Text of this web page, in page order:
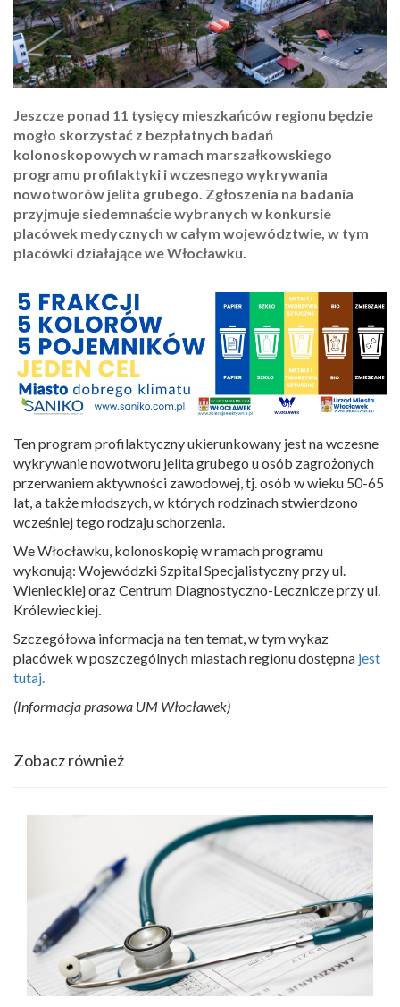
Jeszcze ponad 11 tysięcy mieszkańców regionu będzie
mogło skorzystać z bezpłatnych badań
kolonoskopowych w ramach marszałkowskiego
programu profilaktyki i wczesnego wykrywania
nowotworów jelita grubego. Zgłoszenia na badania
przyjmuje siedemnaście wybranych w konkursie
placówek medycznych w całym województwie, w tym
placówki działające we Włocławku.
Ten program profilaktyczny ukierunkowany jest na wczesne
wykrywanie nowotworu jelita grubego u osób zagrożonych
przerwaniem aktywności zawodowej, tj. osób w wieku 50-65
lat, a także młodszych, w których rodzinach stwierdzono
wcześniej tego rodzaju schorzenia.
We Włocławku, kolonoskopię w ramach programu
wykonują: Wojewódzki Szpital Specjalistyczny przy ul.
Wienieckiej oraz Centrum Diagnostyczno-Lecznicze przy ul.
Królewieckiej.
Szczegółowa informacja na ten temat, w tym wykaz
placówek w poszczególnych miastach regionu dostępna jest
tutaj.
(Informacja prasowa UM Włocławek)
Zobacz również